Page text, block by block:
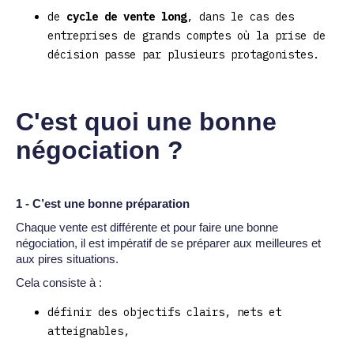
de cycle de vente long, dans le cas des
entreprises de grands comptes où la prise de
décision passe par plusieurs protagonistes.
C'est quoi une bonne
négociation ?
1 - C’est une bonne préparation
Chaque vente est différente et pour faire une bonne
négociation, il est impératif de se préparer aux meilleures et
aux pires situations.
Cela consiste à :
définir des objectifs clairs, nets et
atteignables,